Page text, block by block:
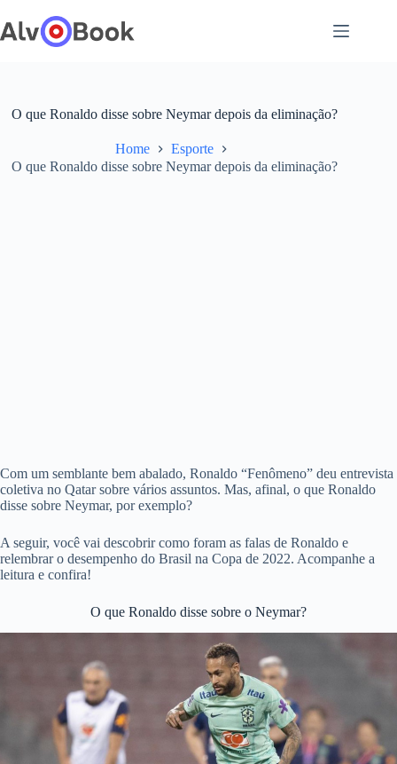
para
o
O que Ronaldo disse sobre Neymar depois da eliminação?
Home
Esporte
O que Ronaldo disse sobre Neymar depois da eliminação?
Com um semblante bem abalado, Ronaldo “Fenômeno” deu entrevista
coletiva no Qatar sobre vários assuntos. Mas, afinal, o que Ronaldo
disse sobre Neymar, por exemplo?
A seguir, você vai descobrir como foram as falas de Ronaldo e
relembrar o desempenho do Brasil na Copa de 2022. Acompanhe a
leitura e confira!
O que Ronaldo disse sobre o Neymar?